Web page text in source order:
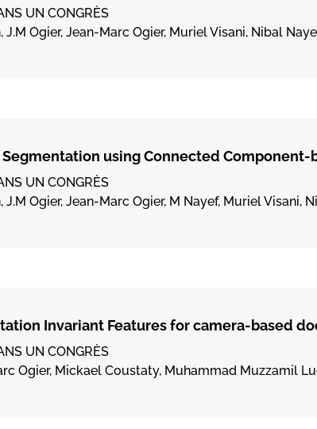
UN CONGRÈS
J.M Ogier, Jean-Marc Ogier, Muriel Visani, Nibal
using Connected Component-
UN CONGRÈS
J.M Ogier, Jean-Marc Ogier, M Nayef, Muriel Visani,
Invariant Features for camera-based
UN CONGRÈS
Ogier, Mickael Coustaty, Muhammad Muzzamil